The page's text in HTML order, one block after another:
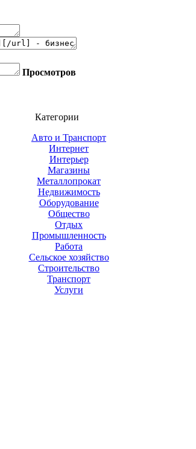
Просмотров
Категории
Авто и Транспорт
Интернет
Интерьер
Магазины
Металлопрокат
Недвижимость
Оборудование
Общество
Отдых
Промышленность
Работа
Сельское хозяйство
Строительство
Транспорт
Услуги